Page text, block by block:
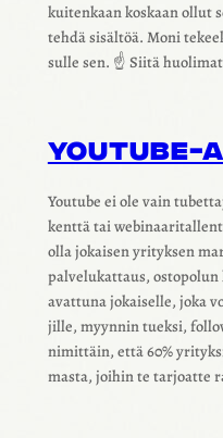
kuiten­kaan koskaan ollut
tehdä sisäl­töä. Moni
sulle sen. ☝ Siitä
YOUTUBE-
Youtube ei ole vain
kenttä tai
olla jokai­sen yrityk­sen
palve­lu­kat­taus,
avat­tuna jokai­selle, joka
jille, myyn­nin tueksi,
nimit­täin, että 60%
masta, joihin te tarjoatte